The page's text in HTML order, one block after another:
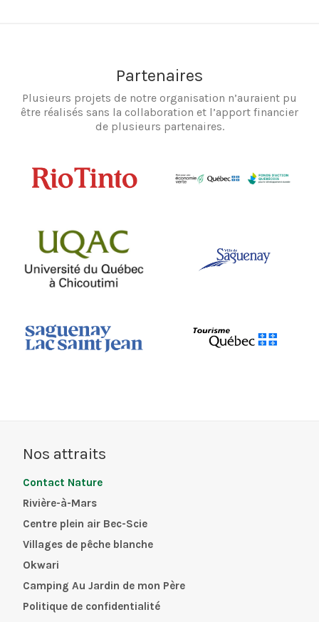
Partenaires
Plusieurs projets de notre organisation n’auraient pu
être réalisés sans la collaboration et l’apport financier
de plusieurs partenaires.
Nos attraits
Contact Nature
Rivière-à-Mars
Centre plein air Bec-Scie
Villages de pêche blanche
Okwari
Camping Au Jardin de mon Père
Politique de confidentialité